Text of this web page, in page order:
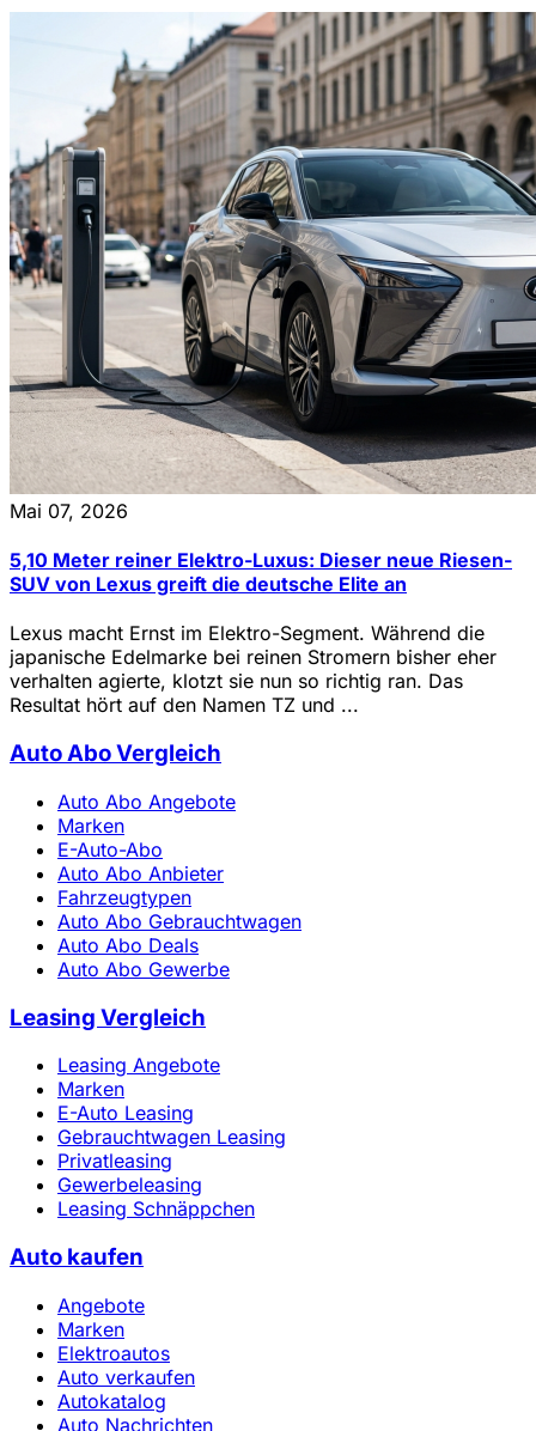
Mai 07, 2026
5,10 Meter reiner Elektro-Luxus: Dieser neue Riesen-
SUV von Lexus greift die deutsche Elite an
Lexus macht Ernst im Elektro-Segment. Während die
japanische Edelmarke bei reinen Stromern bisher eher
verhalten agierte, klotzt sie nun so richtig ran. Das
Resultat hört auf den Namen TZ und ...
Auto Abo Vergleich
Auto Abo Angebote
Marken
E-Auto-Abo
Auto Abo Anbieter
Fahrzeugtypen
Auto Abo Gebrauchtwagen
Auto Abo Deals
Auto Abo Gewerbe
Leasing Vergleich
Leasing Angebote
Marken
E-Auto Leasing
Gebrauchtwagen Leasing
Privatleasing
Gewerbeleasing
Leasing Schnäppchen
Auto kaufen
Angebote
Marken
Elektroautos
Auto verkaufen
Autokatalog
Auto Nachrichten